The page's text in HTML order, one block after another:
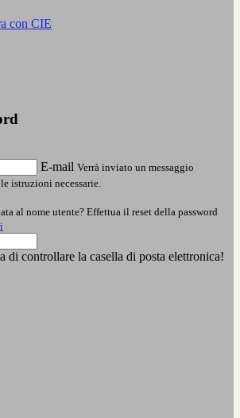
con CIE
E-mail Verrà inviato un messaggio
istruzioni necessarie.
al nome utente? Effettua il reset della password
di controllare la casella di posta elettronica!